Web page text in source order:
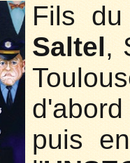
Fils
Saltel,
puis